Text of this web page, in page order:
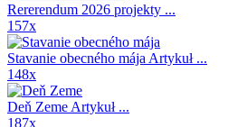
Rererendum 2026 projekty ...
157x
Stavanie obecného mája Artykuł ...
148x
Deň Zeme Artykuł ...
187x